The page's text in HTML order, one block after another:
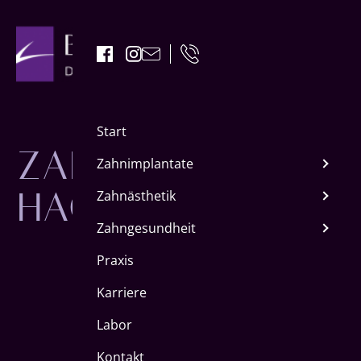
ZAHNIMPLANTATE
HACHENBURG
Start
Zahnimplantate
Zahnästhetik
Zahngesundheit
Praxis
Karriere
Labor
Kontakt